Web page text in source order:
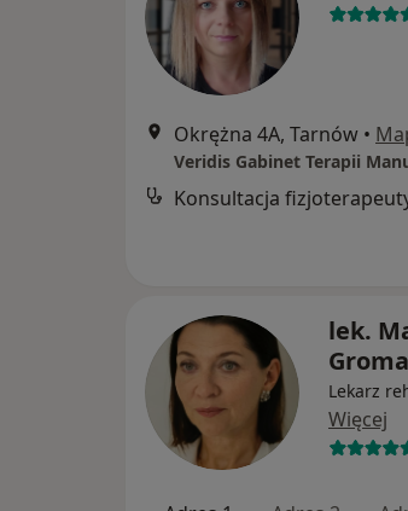
Okrężna 4A, Tarnów •
Veridis Gabinet Terapii
Konsultacja
lek.
Lekarz
Więcej